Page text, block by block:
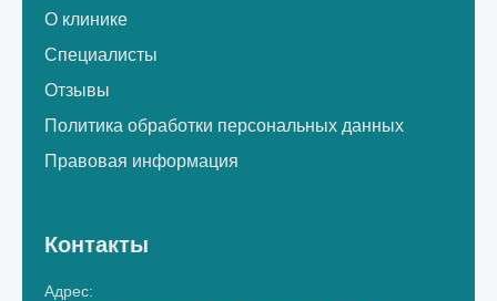
О клинике
Специалисты
Отзывы
Политика обработки персональных данных
Правовая информация
Контакты
Адрес: